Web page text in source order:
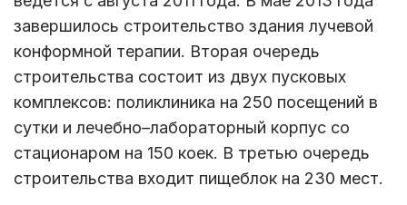
завершилось строительство здания лучевой
конформной терапии. Вторая очередь
строительства состоит из двух пусковых
комплексов: поликлиника на 250 посещений в
сутки и лечебно–лабораторный корпус со
стационаром на 150 коек. В третью очередь
строительства входит пищеблок на 230 мест.